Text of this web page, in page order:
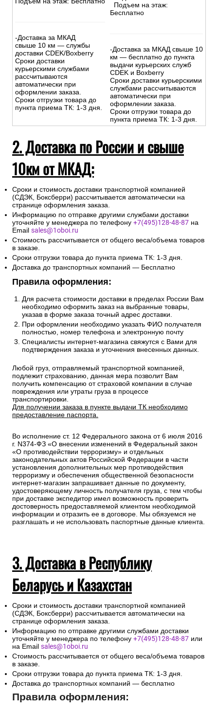
-Доставка за МКАД
свыше 10 км — службы
доставки CDEK/Boxberry
Сроки доставки
курьерскими службами
рассчитываются
автоматически при
оформлении заказа.
Сроки отгрузки товара до
пункта приема ТК: 1-3 дня.
Подъем на этаж:
Бесплатно
-Доставка за МКАД свыше 10
км — бесплатно до пункта
выдачи курьерских служб
CDEK и Boxberry
Сроки доставки курьерскими
службами рассчитываются
автоматически при
оформлении заказа.
Сроки отгрузки товара до
пункта приема ТК: 1-3 дня.
2. Доставка по России и свыше
10км от МКАД:
Сроки и стоимость доставки транспортной компанией
(СДЭК, Боксберри) рассчитывается автоматически на
странице оформления заказа.
Информацию по отправке другими службами доставки
уточняйте у менеджера по телефону +7(495)128-48-87 на
Email sales@1oboi.ru
Стоимость рассчитывается от общего веса/объема товаров
в заказе.
Сроки отгрузки товара до пункта приема ТК: 1-3 дня.
Доставка до транспортных компаний — Бесплатно
Правила оформления:
Для расчета стоимости доставки в пределах России Вам
необходимо оформить заказ на выбранные товары,
указав в форме заказа точный адрес доставки.
При оформлении необходимо указать ФИО получателя
полностью, номер телефона и электронную почту
Специалисты интернет-магазина свяжутся с Вами для
подтверждения заказа и уточнения внесенных данных.
Любой груз, отправляемый транспортной компанией,
подлежит страхованию, данная мера позволит Вам
получить компенсацию от страховой компании в случае
повреждения или утраты груза в процессе
транспортировки.
Для получении заказа в пункте выдачи ТК необходимо
предоставление паспорта.
Во исполнение ст. 12 Федерального закона от 6 июля 2016
г. N374-ФЗ «О внесении изменений в Федеральный закон
«О противодействии терроризму» и отдельных
законодательных актов Российской Федерации в части
установления дополнительных мер противодействия
терроризму и обеспечения общественной безопасности
интернет-магазин запрашивает данные по документу,
удостоверяющему личность получателя груза, с тем чтобы
при доставке экспедитор имел возможность проверить
достоверность предоставляемой клиентом необходимой
информации и отразить ее в договоре. Мы обязуемся не
разглашать и не использовать паспортные данные клиента.
3. Доставка в Республику
Беларусь и Казахстан
Сроки и стоимость доставки транспортной компанией
(СДЭК, Боксберри) рассчитывается автоматически на
странице оформления заказа.
Информацию по отправке другими службами доставки
уточняйте у менеджера по телефону +7(495)128-48-87 или
на Email sales@1oboi.ru
Стоимость рассчитывается от общего веса/объема товаров
в заказе.
Сроки отгрузки товара до пункта приема ТК: 1-3 дня.
Доставка до транспортных компаний — бесплатно
Правила оформления: